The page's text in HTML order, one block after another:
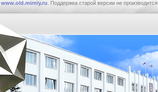
www.old.mirniy.ru . Поддержка старой версии не производится.